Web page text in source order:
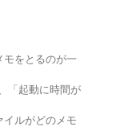
をとるのが一
「起動に時間が
ルがどのメモ